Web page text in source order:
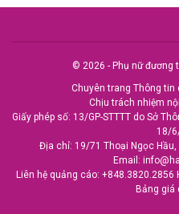
© 2026 - Phụ nữ đương
Chuyên trang Thông tin
Chịu trách nhiệm
Giấy phép số: 13/GP-STTTT do Sở
18/
Địa chỉ: 19/71 Thoại Ngọc Hầu,
Email:
Liên hệ quảng cáo: +848.3820.2856
Bảng giá